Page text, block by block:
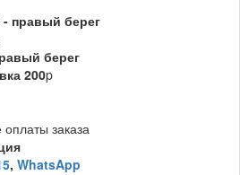
- правый берег
берег
200p
заказа
, WhatsApp